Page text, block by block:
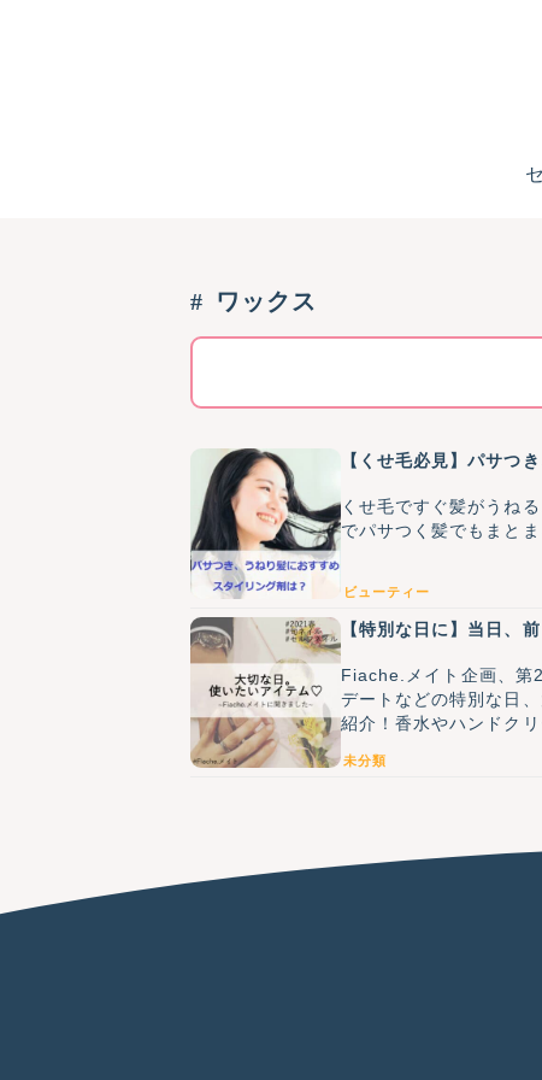
ワックス
【くせ毛必見】パサつ
くせ毛ですぐ髪がうね
でパサつく髪でもまと
ビューティー
【特別な日に】当日、
Fiache.メイト企画、第
デートなどの特別な日
紹介！香水やハンドク
未分類